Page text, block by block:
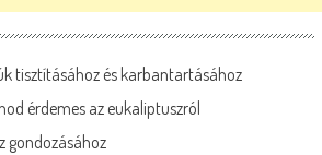
tisztításához és karbantartásához
érdemes az eukaliptuszról
gondozásához